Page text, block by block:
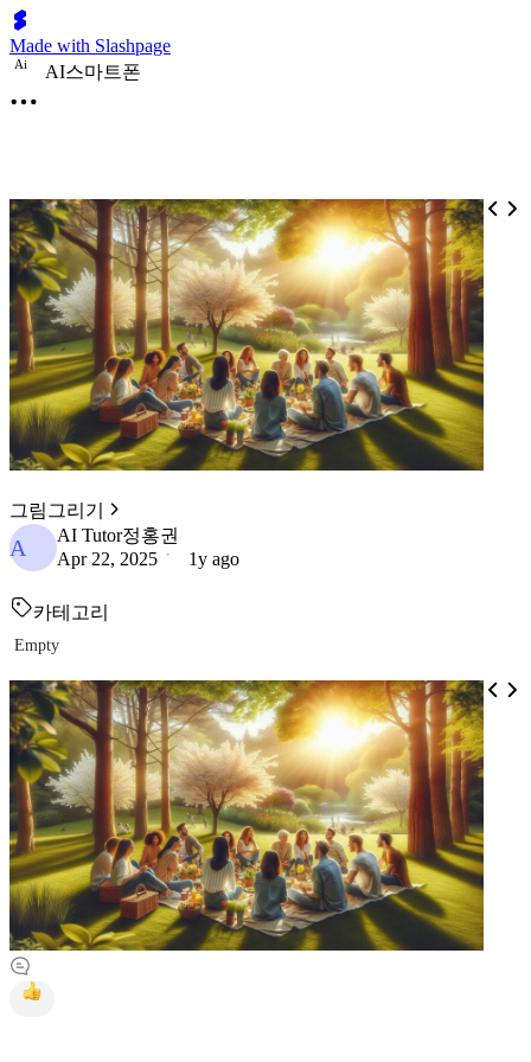
Made with Slashpage
Ai AI스마트폰
그림그리기
A
AI Tutor정홍권
Apr 22, 2025
1y ago
카테고리
Empty